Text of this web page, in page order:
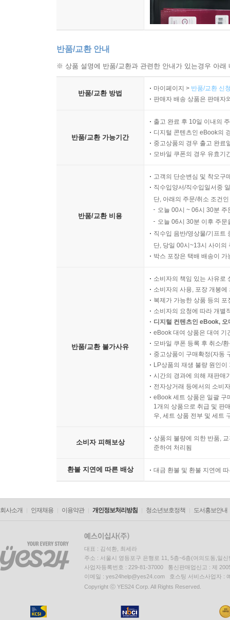
반품/교환 안내
※ 상품 설명에 반품/교환과 관련한 안내가 있는경우 아
반품/교환 방법
마이페이지 > 반품/교환 신
판매자 배송 상품은 판매자
반품/교환 가능기간
출고 완료 후 10일 이내의
디지털 콘텐츠인 eBook의
중고상품의 경우 출고 완료
모바일 쿠폰의 경우 유효기
반품/교환 비용
고객의 단순변심 및 착오구
직수입양서/직수입일서중
단, 아래의 주문/취소 조건
오늘 00시 ~ 06시 30분
오늘 06시 30분 이후 주
직수입 음반/영상물/기프트
단, 당일 00시~13시 사이의
박스 포장은 택배 배송이
반품/교환 불가사유
소비자의 책임 있는 사유로
소비자의 사용, 포장 개봉
복제가 가능한 상품 등의
소비자의 요청에 따라 개별
디지털 컨텐츠인 eBook,
eBook 대여 상품은 대여 기
모바일 쿠폰 등록 후 취소/
중고상품이 구매확정(자동
LP상품의 재생 불량 원인
시간의 경과에 의해 재판매
전자상거래 등에서의 소비
eBook 세트 상품은 일괄 구
1개의 상품으로 취급 및 판
우, 세트 상품 전부 및 세트
소비자 피해보상
상품의 불량에 의한 반품,
준하여 처리됨
환불 지연에 따른 배상 대금 환불 및 환불 지연에
회사소개 인재채용 이용약관 개인정보처리방침 청소년보호정책 도서홍보안내
대표 : 김석환, 최세라
주소 : 서울시 영등포구 은행로 11, 5층~6층(여의도동,일신
사업자등록번호 : 229-81-37000 통신판매업신고 : 제
이메일 : yes24help@yes24.com 호스팅 서비스사업자 :
Copyright ⓒ YES24 Corp. All Rights Reserved.